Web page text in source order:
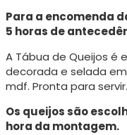
Para a encomenda
5 horas de
A Tábua de Queijos é
decorada e selada
mdf. Pronta para servir.
Os queijos são
hora da montagem.